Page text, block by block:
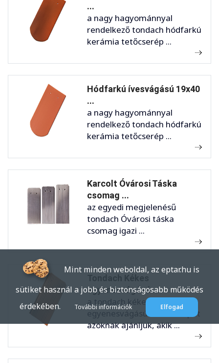
...
a nagy hagyománnyal
rendelkező tondach hódfarkú
kerámia tetőcserép ...
Hódfarkú ívesvágású 19x40
...
a nagy hagyománnyal
rendelkező tondach hódfarkú
kerámia tetőcserép ...
Karcolt Óvárosi Táska
csomag ...
az egyedi megjelenésű
tondach Óvárosi táska
csomag igazi ...
egyenesvágású ...
a tondach kékes
egyenesvágású tetőcserepet
azoknak ajánljuk, akik ...
Mint minden weboldal, az eptar.hu is
sütiket használ a jobb és biztonságosabb működés
érdekében.
További információk Elfogad